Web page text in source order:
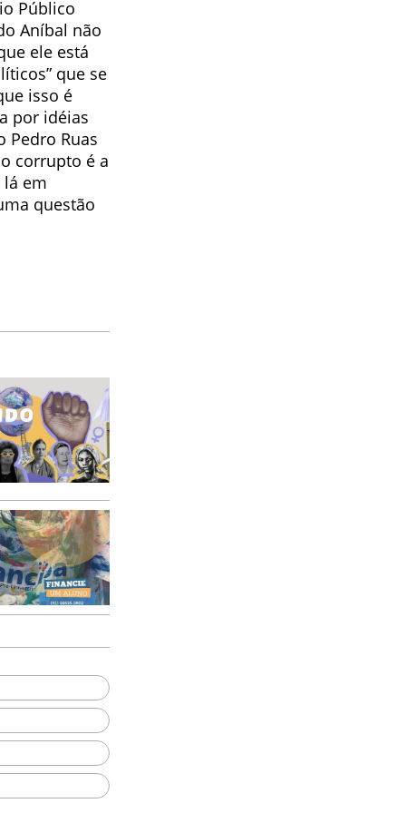
Público
Aníbal não
ele está
que se
isso é
por idéias
Pedro Ruas
corrupto é a
lá em
questão